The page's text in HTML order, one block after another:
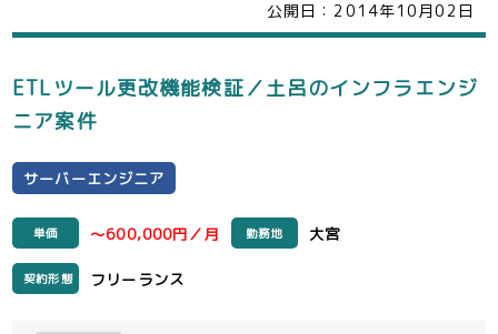
公開日： 2014年10月02日
ETLツール更改機能検証／土呂のインフラエンジ
ニア案件
サーバーエンジニア
単価 ～600,000円／月 勤務地 大宮
契約形態 フリーランス